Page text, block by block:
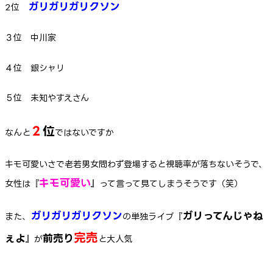
2位 ガリガリガリクソン
３位 中川家
４位 銀シャリ
５位 未知やすえさん
なんと ２ 位ではないですか
キモ可愛いさで老若男女問わず登場すると視聴率が落ちないそうで、
女性は『キモ可愛い 』って言って見てしまうそうです（笑）
また、 ガリガリガリクソンの単独ライブ『ガリってんじゃね
ぇよ 』が前売り完売 と大人気